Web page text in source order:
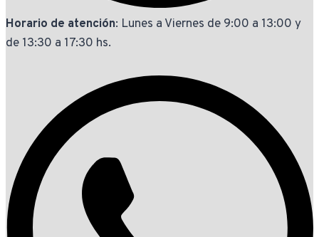
Horario de atención: Lunes a Viernes de 9:00 a 13:00 y
de 13:30 a 17:30 hs.